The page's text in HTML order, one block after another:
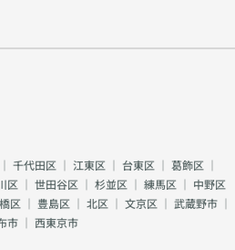
｜ 千代田区 ｜ 江東区 ｜ 台東区 ｜ 葛飾区 ｜
区 ｜ 世田谷区 ｜ 杉並区 ｜ 練馬区 ｜ 中野区
区 ｜ 豊島区 ｜ 北区 ｜ 文京区 ｜ 武蔵野市 ｜
市 ｜ 西東京市